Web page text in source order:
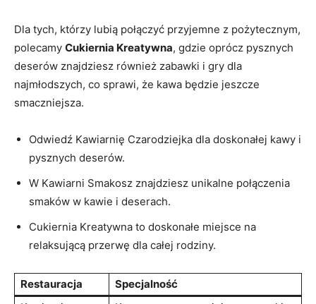
Dla tych,⁣ którzy⁣ lubią połączyć przyjemne z pożytecznym,
polecamy Cukiernia Kreatywna,‌ gdzie oprócz pysznych
deserów​ znajdziesz również zabawki i gry dla
najmłodszych, co sprawi,‌ że kawa będzie jeszcze
⁢smaczniejsza.
Odwiedź Kawiarnię ‌Czarodziejka dla ‌doskonałej ‌kawy i
pysznych deserów.
W Kawiarni Smakosz‍ znajdziesz‍ unikalne połączenia
smaków w kawie i‍ deserach.
Cukiernia Kreatywna to doskonałe miejsce na
relaksującą przerwę dla ‍całej rodziny.
Restauracja
Specjalność